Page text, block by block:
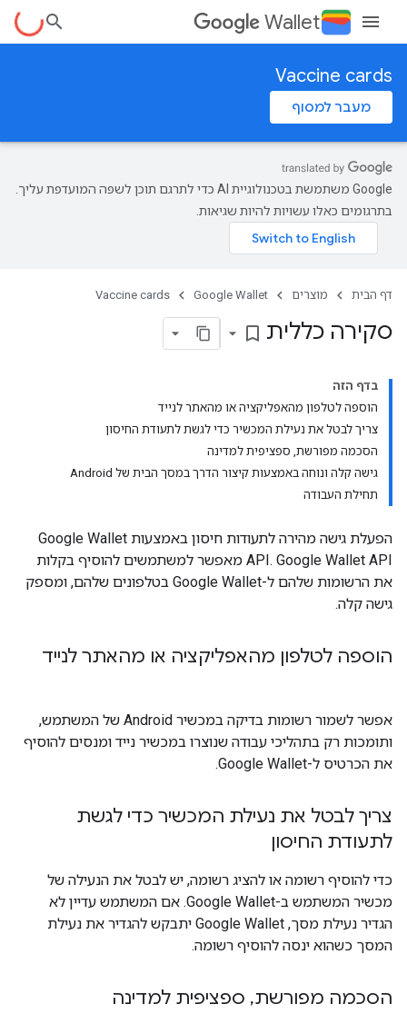
Wallet
Vaccine cards
מעבר למסוף
‫Google משתמשת בטכנולוגיית AI כדי לתרגם תוכן לשפה המועדפת עליך.
בתרגומים כאלו עשויות להיות שגיאות.
דף הבית מוצרים Google Wallet
Vaccine cards
סקירה כללית bookmark_border
בדף הזה
הוספה לטלפון מהאפליקציה או מהאתר לנייד
צריך לבטל את נעילת המכשיר כדי לגשת לתעודת החיסון
הסכמה מפורשת, ספציפית למדינה
גישה קלה ונוחה באמצעות קיצור הדרך במסך הבית של Android
תחילת העבודה
הפעלת גישה מהירה לתעודות חיסון באמצעות Google Wallet
API. Google Wallet API מאפשר למשתמשים להוסיף בקלות
את הרשומות שלהם ל-Google Wallet בטלפונים שלהם, ומספק
גישה קלה.
הוספה לטלפון מהאפליקציה או מהאתר לנייד
אפשר לשמור רשומות בדיקה במכשיר Android של המשתמש,
ותומכות רק בתהליכי עבודה שנוצרו במכשיר נייד ומנסים להוסיף
את הכרטיס ל-Google Wallet.
צריך לבטל את נעילת המכשיר כדי לגשת
לתעודת החיסון
כדי להוסיף רשומה או להציג רשומה, יש לבטל את הנעילה של
מכשיר המשתמש ב-Google Wallet. אם המשתמש עדיין לא
הגדיר נעילת מסך, Google Wallet יתבקש להגדיר את נעילת
המסך כשהוא ינסה להוסיף רשומה.
הסכמה מפורשת, ספציפית למדינה